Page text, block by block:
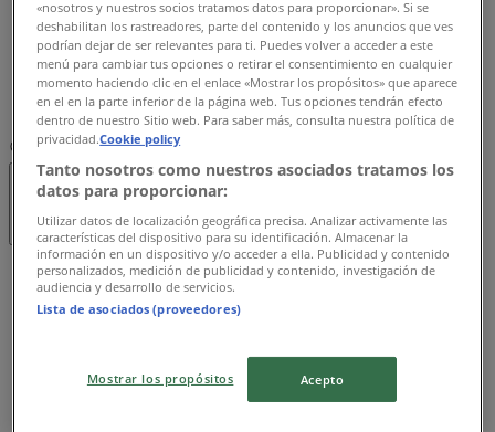
07:00 - 22:00
Fredag
07:00 - 22:00
Lördag
07:00 - 22:00
Karta
08-12200500
ÖppnaTills 22:00
Söndag
07:00 - 22:00
Tisdag
«nosotros y nuestros socios tratamos datos para proporcionar». Si se
deshabilitan los rastreadores, parte del contenido y los anuncios que ves
podrían dejar de ser relevantes para ti. Puedes volver a acceder a este
menú para cambiar tus opciones o retirar el consentimiento en cualquier
momento haciendo clic en el enlace «Mostrar los propósitos» que aparece
en el en la parte inferior de la página web. Tus opciones tendrán efecto
dentro de nuestro Sitio web. Para saber más, consulta nuestra política de
privacidad.Cookie policy
Tanto nosotros como nuestros asociados tratamos los
datos para proporcionar:
Utilizar datos de localización geográfica precisa. Analizar activamente las
características del dispositivo para su identificación. Almacenar la
información en un dispositivo y/o acceder a ella. Publicidad y contenido
personalizados, medición de publicidad y contenido, investigación de
audiencia y desarrollo de servicios.
Lista de asociados (proveedores)
Mostrar los propósitos Acepto